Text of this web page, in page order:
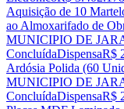
Aquisição de 10
ao Almoxarifado de
MUNICIPIO DE
ConcluídaDispensaR$
Ardósia Polida (60
MUNICIPIO DE
ConcluídaDispensaR$